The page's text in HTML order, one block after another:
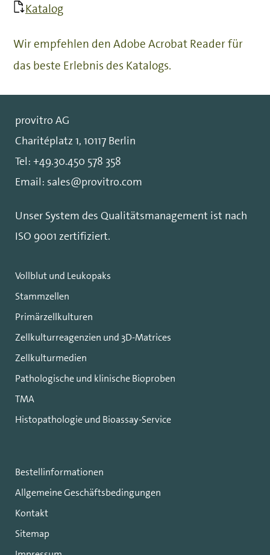
Katalog
Wir empfehlen den Adobe Acrobat Reader für
das beste Erlebnis des Katalogs.
provitro AG
Charitéplatz 1, 10117 Berlin
Tel: +49.30.450 578 358
Email: sales@provitro.com
Unser System des Qualitätsmanagement ist nach
ISO 9001 zertifiziert.
Vollblut und Leukopaks
Stammzellen
Primärzellkulturen
Zellkulturreagenzien und 3D-Matrices
Zellkulturmedien
Pathologische und klinische Bioproben
TMA
Histopathologie und Bioassay-Service
Bestellinformationen
Allgemeine Geschäftsbedingungen
Kontakt
Sitemap